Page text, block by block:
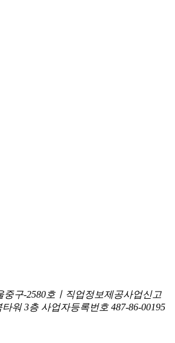
중구-2580호ㅣ직업정보제공사업신고
타워 3층 사업자등록번호 487-86-00195